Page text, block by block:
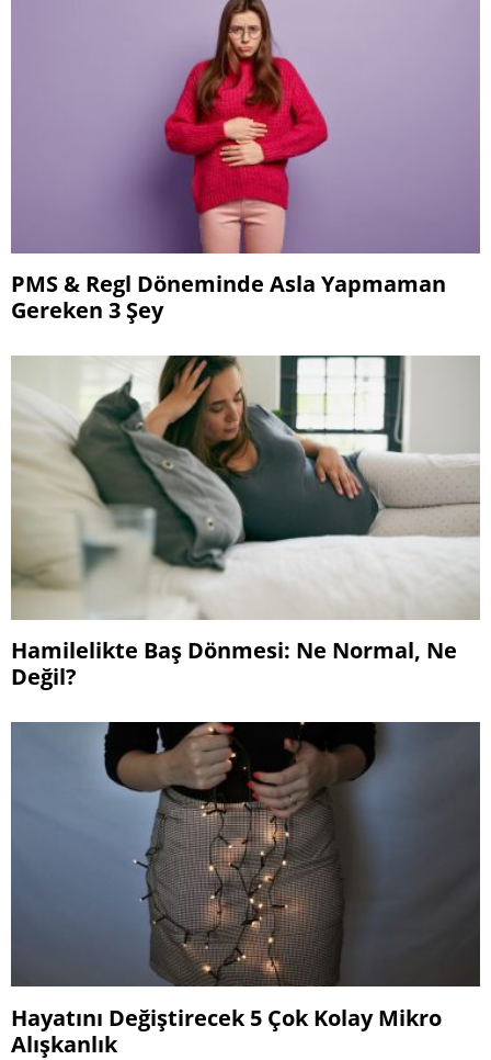
PMS & Regl Döneminde Asla Yapmaman
Gereken 3 Şey
Hamilelikte Baş Dönmesi: Ne Normal, Ne
Değil?
Hayatını Değiştirecek 5 Çok Kolay Mikro
Alışkanlık